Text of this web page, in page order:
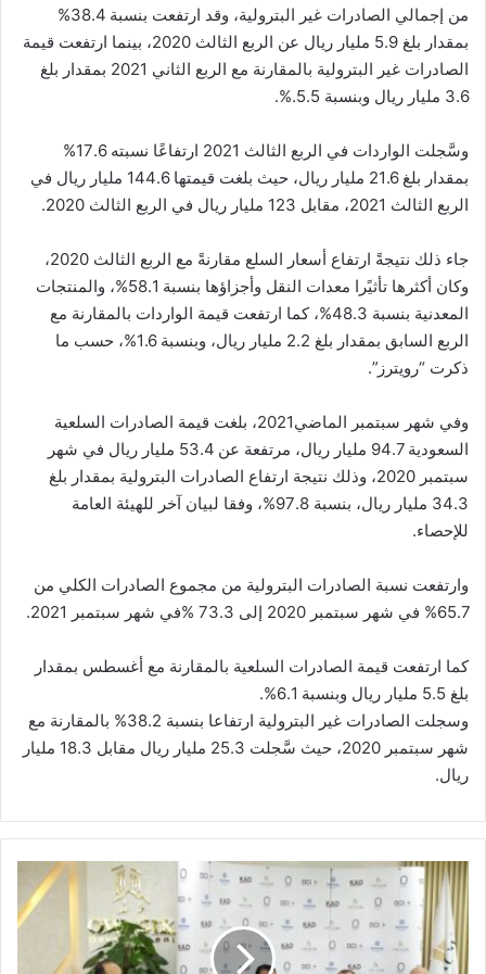
من إجمالي الصادرات غير البترولية، وقد ارتفعت بنسبة 38.4%
بمقدار بلغ 5.9 مليار ريال عن الربع الثالث 2020، بينما ارتفعت قيمة
الصادرات غير البترولية بالمقارنة مع الربع الثاني 2021 بمقدار بلغ
3.6 مليار ريال وبنسبة 5.5.%.
وسَّجلت الواردات في الربع الثالث 2021 ارتفاعًا نسبته 17.6%
بمقدار بلغ 21.6 مليار ريال، حيث بلغت قيمتها 144.6 مليار ريال في
الربع الثالث 2021، مقابل 123 مليار ريال في الربع الثالث 2020.
جاء ذلك نتيجةً ارتفاع أسعار السلع مقارنةً مع الربع الثالث 2020،
وكان أكثرها تأثيًرا معدات النقل وأجزاؤها بنسبة 58.1%، والمنتجات
المعدنية بنسبة 48.3%، كما ارتفعت قيمة الواردات بالمقارنة مع
الربع السابق بمقدار بلغ 2.2 مليار ريال، وبنسبة 1.6%، حسب ما
ذكرت “رويترز”.
وفي شهر سبتمبر الماضي2021، بلغت قيمة الصادرات السلعية
السعودية 94.7 مليار ريال، مرتفعة عن 53.4 مليار ريال في شهر
سبتمبر 2020، وذلك نتيجة ارتفاع الصادرات البترولية بمقدار بلغ
34.3 مليار ريال، بنسبة 97.8%، وفقا لبيان آخر للهيئة العامة
للإحصاء.
وارتفعت نسبة الصادرات البترولية من مجموع الصادرات الكلي من
65.7% في شهر سبتمبر 2020 إلى 73.3 %في شهر سبتمبر 2021.
كما ارتفعت قيمة الصادرات السلعية بالمقارنة مع أغسطس بمقدار
بلغ 5.5 مليار ريال وبنسبة 6.1%.
وسجلت الصادرات غير البترولية ارتفاعا بنسبة 38.2% بالمقارنة مع
شهر سبتمبر 2020، حيث سَّجلت 25.3 مليار ريال مقابل 18.3 مليار
ريال.
شركة
اواجيك
للتطوير
العقاري
توقع